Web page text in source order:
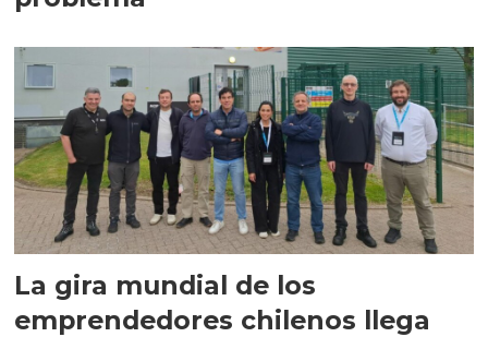
La gira mundial de los
emprendedores chilenos llega